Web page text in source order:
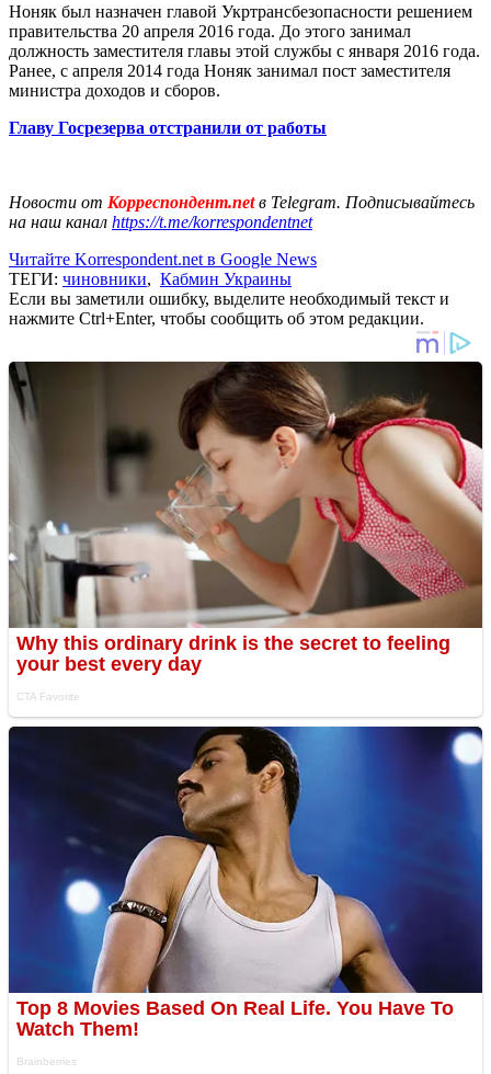
Ноняк был назначен главой Укртрансбезопасности решением
правительства 20 апреля 2016 года. До этого занимал
должность заместителя главы этой службы с января 2016 года.
Ранее, с апреля 2014 года Ноняк занимал пост заместителя
министра доходов и сборов.
Главу Госрезерва отстранили от работы
Новости от Корреспондент.netв Telegram. Подписывайтесь
на наш канал https://t.me/korrespondentnet
Читайте Korrespondent.net в Google News
ТЕГИ: чиновники, Кабмин Украины
Если вы заметили ошибку, выделите необходимый текст и
нажмите Ctrl+Enter, чтобы сообщить об этом редакции.